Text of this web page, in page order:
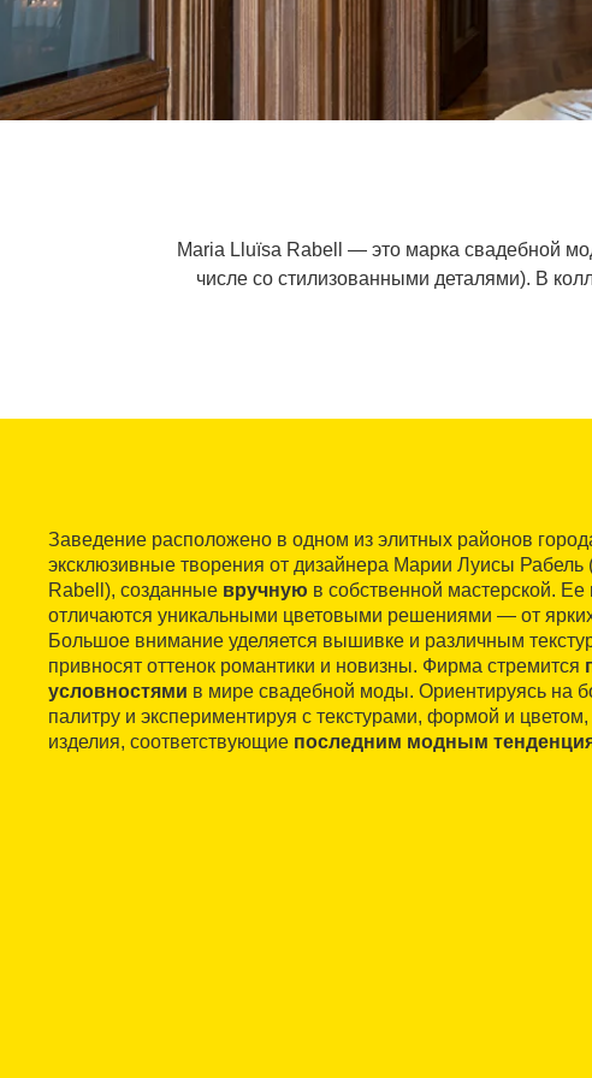
Maria Lluïsa Rabell — это марка свадебной
числе со стилизованными деталями). В
Заведение расположено в одном из элитных районов
эксклюзивные творения от дизайнера Марии Луисы Рабель
Rabell), созданные вручную в собственной мастерской. Ее
отличаются уникальными цветовыми решениями — от
Большое внимание уделяется вышивке и различным
привносят оттенок романтики и новизны. Фирма стремится
условностями в мире свадебной моды. Ориентируясь на
палитру и экспериментируя с текстурами, формой и цветом,
изделия, соответствующие последним модным